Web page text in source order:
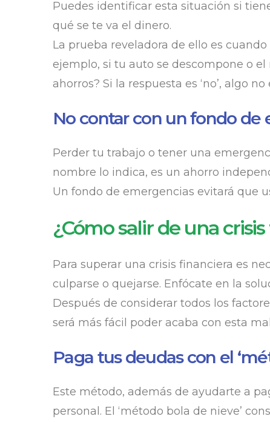
Puedes identificar esta situación si
qué se te va el dinero.
La prueba reveladora de ello es
ejemplo, si tu auto se descompone o
ahorros? Si la respuesta es ‘no’, algo
No contar con un fondo de
Perder tu trabajo o tener una
nombre lo indica, es un ahorro
Un fondo de emergencias evitará que
¿Cómo salir de una
Para superar una crisis financiera es
culparse o quejarse. Enfócate en la
Después de considerar todos los
será más fácil poder acaba con esta
Paga tus deudas con el
Este método, además de ayudarte a
personal. El ‘método bola de nieve’